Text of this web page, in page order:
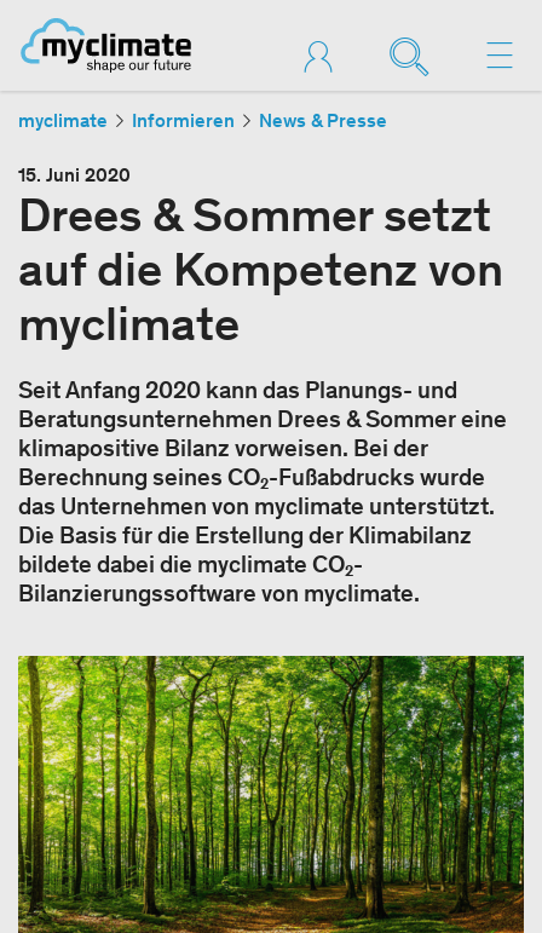
myclimate Informieren News & Presse
15. Juni 2020
Drees & Sommer setzt
auf die Kompetenz von
myclimate
Seit Anfang 2020 kann das Planungs- und
Beratungsunternehmen Drees & Sommer eine
klimapositive Bilanz vorweisen. Bei der
Berechnung seines CO₂-Fußabdrucks wurde
das Unternehmen von myclimate unterstützt.
Die Basis für die Erstellung der Klimabilanz
bildete dabei die myclimate CO₂-
Bilanzierungssoftware von myclimate.